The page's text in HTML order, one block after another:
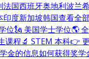
法国西班牙奥地利波兰
印度新加坡韩国查看全部
位🗽 美国学士学位🌎
课程🔬 STEM 本科👉
金的信息如何获得奖学